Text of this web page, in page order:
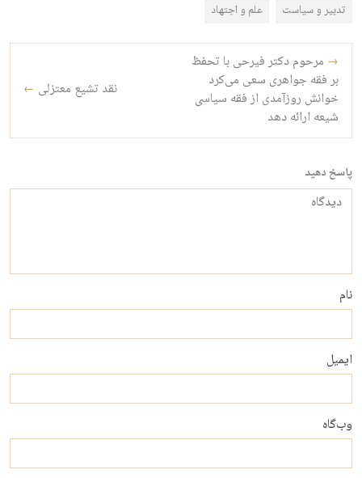
تدبیر و سیاست علم و اجتهاد
راه‌بری نوشته
→ مرحوم دکتر فیرحی با تحفظ
بر فقه جواهری سعی می‌کرد
خوانش روزآمدی از فقه سیاسی
شیعه ارائه دهد
نقد تشیع معتزلی ←
پاسخ دهید
دیدگاه
نام
ایمیل
وب‌گاه